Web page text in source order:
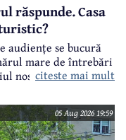
răspunde. Casa
audiențe se bucură
mare de întrebări
nostru primarului
citeste mai mult
05 Aug 2026 19:59